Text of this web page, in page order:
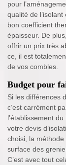
pour
qualité de
bon coefficient
épaisseur. De
offrir un prix très
ce, il est
de vos combles.
Budget pour
Si les différences
c’est carrément
l’établissement
votre devis
choisi, la méthode
surface des
C’est avec tout